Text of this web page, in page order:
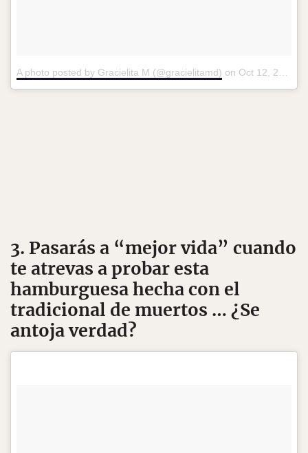
A photo posted by Gracielita M (@gracielitamd) on Oct 12, 2016 at 10:50am PDT
3. Pasarás a “mejor vida” cuando
te atrevas a probar esta
hamburguesa hecha con el
tradicional de muertos … ¿Se
antoja verdad?